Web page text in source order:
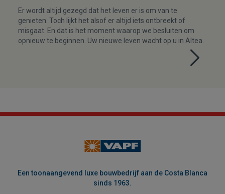
Er wordt altijd gezegd dat het leven er is om van te
genieten. Toch lijkt het alsof er altijd iets ontbreekt of
misgaat. En dat is het moment waarop we besluiten om
opnieuw te beginnen. Uw nieuwe leven wacht op u in Altea.
Een toonaangevend luxe bouwbedrijf aan de Costa Blanca
sinds 1963.